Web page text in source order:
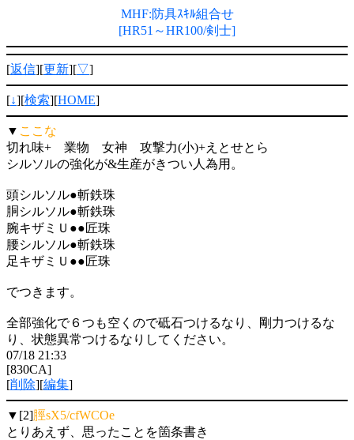
MHF:防具ｽｷﾙ組合せ
[HR51～HR100/剣士]
[返信][更新][▽]
[↓][検索][HOME]
▼ ここな
切れ味+ 業物 女神 攻撃力(小)+えとせとら
シルソルの強化が&生産がきつい人為用。
頭シルソル●斬鉄珠
胴シルソル●斬鉄珠
腕キザミＵ●●匠珠
腰シルソル●斬鉄珠
足キザミＵ●●匠珠
でつきます。
全部強化で６つも空くので砥石つけるなり、剛力つけるな
り、状態異常つけるなりしてください。
07/18 21:33
[830CA]
[削除][編集]
▼[2]脛sX5/cfWCOe
とりあえず、思ったことを箇条書き